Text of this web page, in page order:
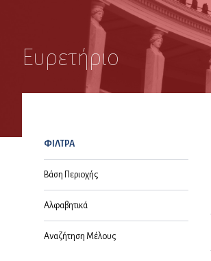
Ευρετήριο
ΦΙΛΤΡΑ
Βάση Περιοχής
Αλφαβητικά
Αναζήτηση Μέλους